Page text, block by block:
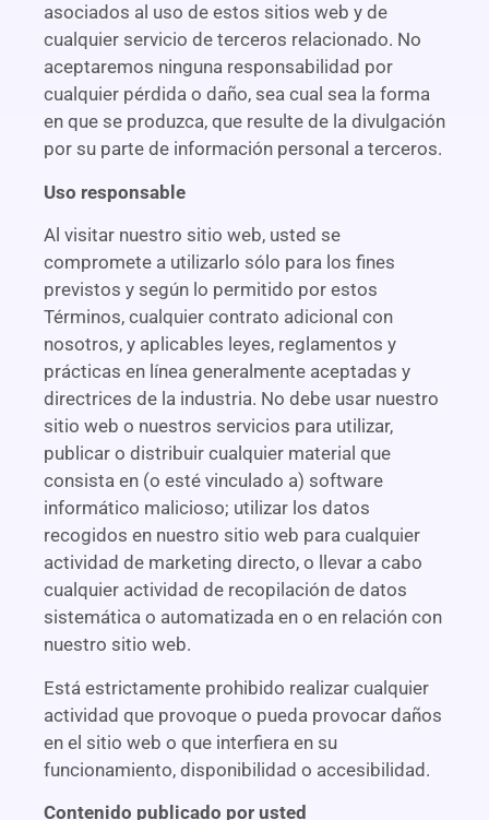
asociados al uso de estos sitios web y de
cualquier servicio de terceros relacionado. No
aceptaremos ninguna responsabilidad por
cualquier pérdida o daño, sea cual sea la forma
en que se produzca, que resulte de la divulgación
por su parte de información personal a terceros.
Uso responsable
Al visitar nuestro sitio web, usted se
compromete a utilizarlo sólo para los fines
previstos y según lo permitido por estos
Términos, cualquier contrato adicional con
nosotros, y aplicables leyes, reglamentos y
prácticas en línea generalmente aceptadas y
directrices de la industria. No debe usar nuestro
sitio web o nuestros servicios para utilizar,
publicar o distribuir cualquier material que
consista en (o esté vinculado a) software
informático malicioso; utilizar los datos
recogidos en nuestro sitio web para cualquier
actividad de marketing directo, o llevar a cabo
cualquier actividad de recopilación de datos
sistemática o automatizada en o en relación con
nuestro sitio web.
Está estrictamente prohibido realizar cualquier
actividad que provoque o pueda provocar daños
en el sitio web o que interfiera en su
funcionamiento, disponibilidad o accesibilidad.
Contenido publicado por usted